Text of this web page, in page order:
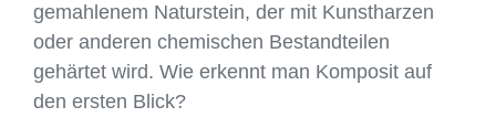
gemahlenem Naturstein, der mit Kunstharzen
oder anderen chemischen Bestandteilen
gehärtet wird. Wie erkennt man Komposit auf
den ersten Blick?